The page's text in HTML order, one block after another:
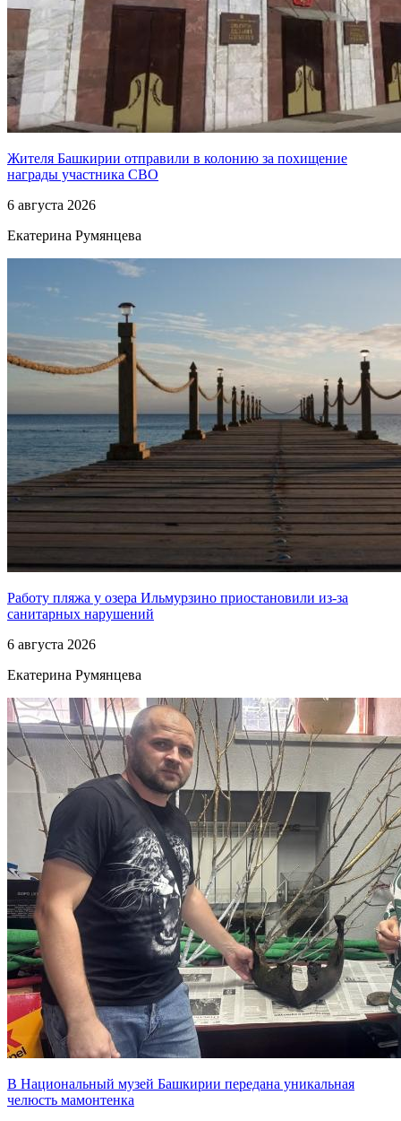
Жителя Башкирии отправили в колонию за похищение
награды участника СВО
6 августа 2026
Екатерина Румянцева
Работу пляжа у озера Ильмурзино приостановили из-за
санитарных нарушений
6 августа 2026
Екатерина Румянцева
В Национальный музей Башкирии передана уникальная
челюсть мамонтенка